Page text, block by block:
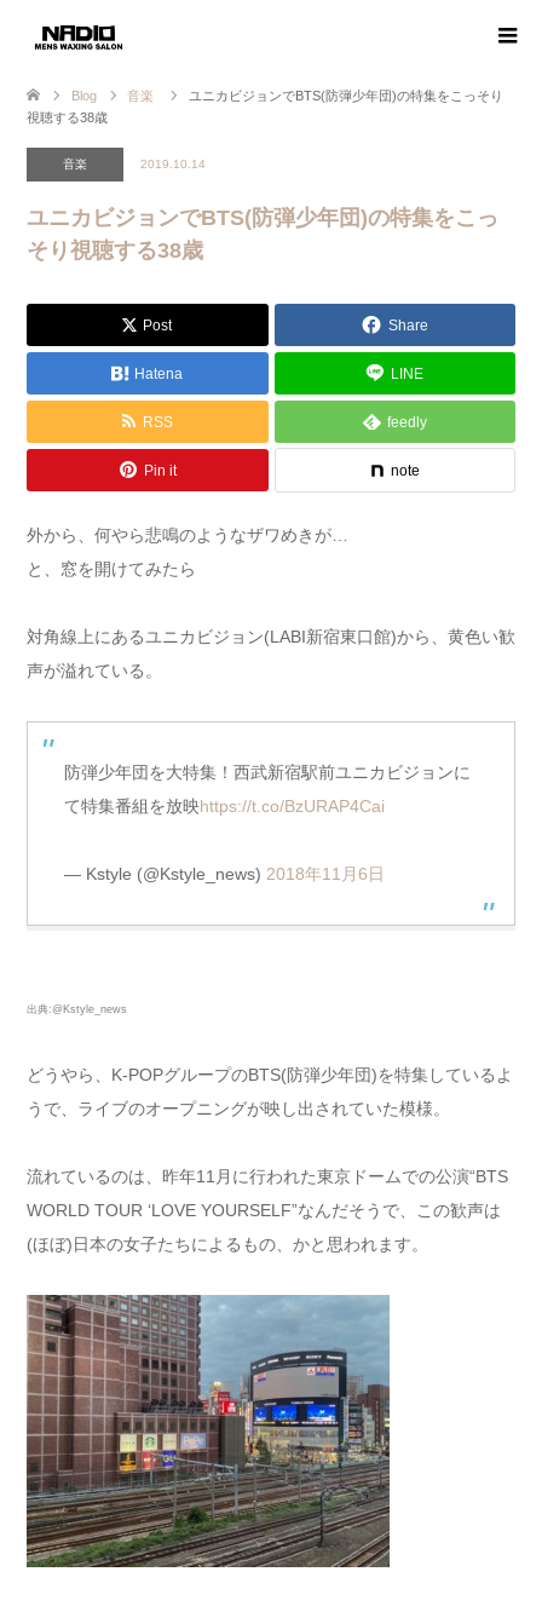
Blog 音楽
ユニカビジョンでBTS(防弾少年団)の特集をこっそり
視聴する38歳
音楽 2019.10.14
ユニカビジョンでBTS(防弾少年団)の特集をこっ
そり視聴する38歳
Post Share
Hatena LINE
RSS feedly
Pin it note
外から、何やら悲鳴のようなザワめきが…
と、窓を開けてみたら
対角線上にあるユニカビジョン(LABI新宿東口館)から、黄色い歓
声が溢れている。
防弾少年団を大特集！西武新宿駅前ユニカビジョンに
て特集番組を放映https://t.co/BzURAP4Cai
— Kstyle (@Kstyle_news) 2018年11月6日
出典:@Kstyle_news
どうやら、K-POPグループのBTS(防弾少年団)を特集しているよ
うで、ライブのオープニングが映し出されていた模様。
流れているのは、昨年11月に行われた東京ドームでの公演“BTS
WORLD TOUR ‘LOVE YOURSELF”なんだそうで、この歓声は
(ほぼ)日本の女子たちによるもの、かと思われます。